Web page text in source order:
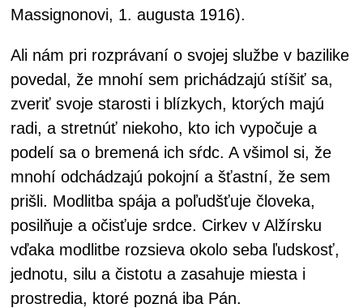
Massignonovi, 1. augusta 1916).
Ali nám pri rozprávaní o svojej službe v bazilike
povedal, že mnohí sem prichádzajú stíšiť sa,
zveriť svoje starosti i blízkych, ktorých majú
radi, a stretnúť niekoho, kto ich vypočuje a
podelí sa o bremená ich sŕdc. A všimol si, že
mnohí odchádzajú pokojní a šťastní, že sem
prišli. Modlitba spája a poľudšťuje človeka,
posilňuje a očisťuje srdce. Cirkev v Alžírsku
vďaka modlitbe rozsieva okolo seba ľudskosť,
jednotu, silu a čistotu a zasahuje miesta i
prostredia, ktoré pozná iba Pán.